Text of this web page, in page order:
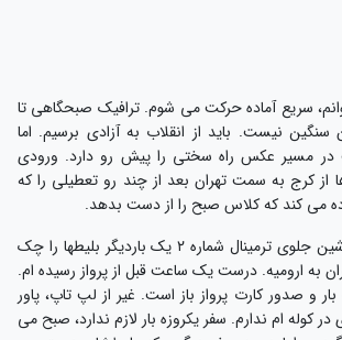
سریع آماده حرکت می شوم. ترافیک صبحگاهی تا
نیست. باید از انقلاب به آزادی برسیم. اما
عکس راه سختی را پیش رو دارد. ورودی
به سمت تهران بعد از چند رو تعطیلی را که
کند که کلاس صبح را از دست بدهد.
موقع پیاده شدن از ماشین جلوی ترمینال شماره ۲ یک باردیگر بلیطها را چک
۸:۴۰ تهران به ارومیه. درست یک ساعت قبل از پرواز رسیده ام.
و صدور کارت پرواز باز است. غیر از لپ تاپ، پاور
ام ندارم. سفر یکروزه بار لازم ندارد، صبح می